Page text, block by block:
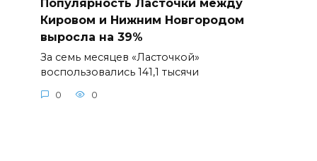
Популярность Ласточки между
Кировом и Нижним Новгородом
выросла на 39%
За семь месяцев «Ласточкой»
воспользовались 141,1 тысячи
0 0